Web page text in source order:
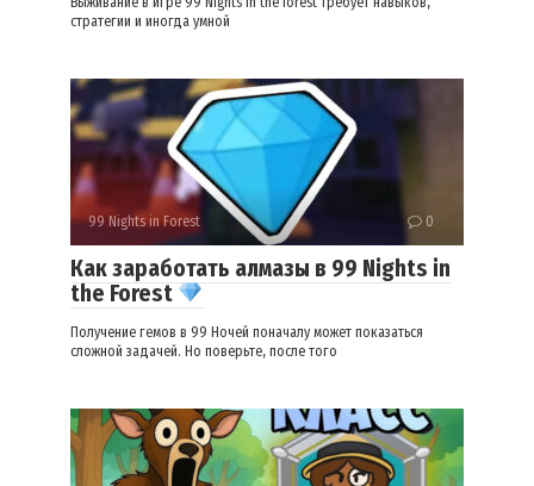
стратегии и иногда умной
99 Nights in Forest 0
Как заработать алмазы в 99 Nights in
the Forest
Получение гемов в 99 Ночей поначалу может показаться
сложной задачей. Но поверьте, после того